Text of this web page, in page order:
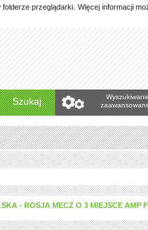
przeglądarki. Więcej informacji
Szukaj
- ROSJA MECZ O 3 MIEJSCE AMP